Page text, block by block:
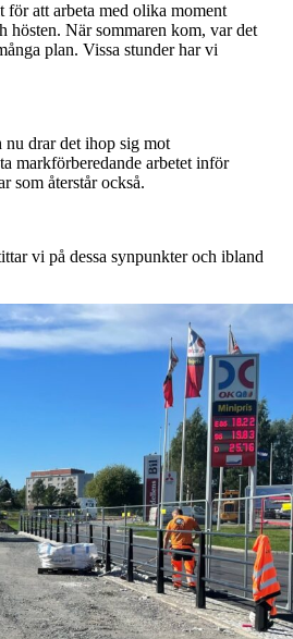
att arbeta med olika moment
hösten. När sommaren kom, var det
plan. Vissa stunder har vi
nu drar det ihop sig mot
markförberedande arbetet inför
som återstår också.
vi på dessa synpunkter och ibland